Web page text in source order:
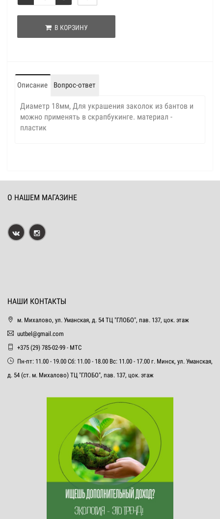
В КОРЗИНУ
Описание Вопрос-ответ
Диаметр 18мм, Для украшения заколок из бантов и
можно применять в скрапбукинге. материал -
пластик
О НАШЕМ МАГАЗИНЕ
НАШИ КОНТАКТЫ
м. Михалово, ул. Уманская, д. 54 ТЦ "ГЛОБО", пав. 137, цок. этаж
uutbel@gmail.com
+375 (29) 785-02-99 - МТС
Пн-пт: 11.00 - 19.00 Сб: 11.00 - 18.00 Вс: 11.00 - 17.00 г. Минск, ул. Уманская,
д. 54 (ст. м. Михалово) ТЦ "ГЛОБО", пав. 137, цок. этаж